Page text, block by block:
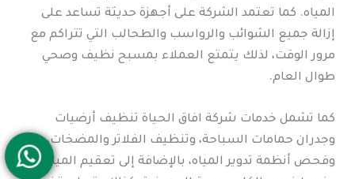
المياه. كما تعتمد الشركة على أجهزة حديثة تساعد على
إزالة جميع الشوائب والرواسب والطحالب التي تتراكم مع
مرور الوقت، لذلك يتمتع العملاء بمسبح نظيف وصحي
طوال العام.
كما تشمل خدمات شركة افاق الحياة تنظيف أرضيات
وجدران حمامات السباحة، وتنظيف الفلاتر والمضخات،
وفحص أنظمة تدوير المياه، بالإضافة إلى تعقيم المياه